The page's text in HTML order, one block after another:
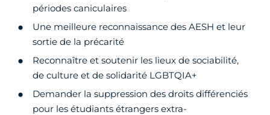
périodes caniculaires
Une meilleure reconnaissance des AESH et leur
sortie de la précarité
Reconnaître et soutenir les lieux de sociabilité,
de culture et de solidarité LGBTQIA+
Demander la suppression des droits différenciés
pour les étudiants étrangers extra-